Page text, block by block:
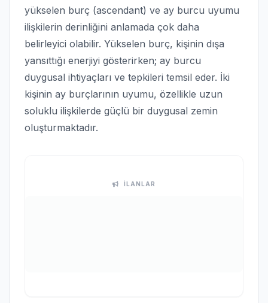
yükselen burç (ascendant) ve ay burcu uyumu
ilişkilerin derinliğini anlamada çok daha
belirleyici olabilir. Yükselen burç, kişinin dışa
yansıttığı enerjiyi gösterirken; ay burcu
duygusal ihtiyaçları ve tepkileri temsil eder. İki
kişinin ay burçlarının uyumu, özellikle uzun
soluklu ilişkilerde güçlü bir duygusal zemin
oluşturmaktadır.
İLANLAR